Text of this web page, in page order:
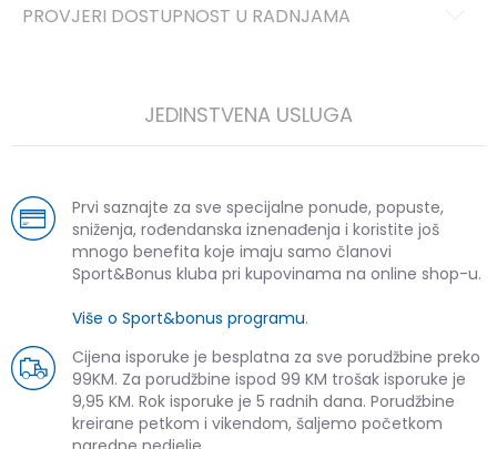
PROVJERI DOSTUPNOST U RADNJAMA
JEDINSTVENA USLUGA
Prvi saznajte za sve specijalne ponude, popuste,
sniženja, rođendanska iznenađenja i koristite još
mnogo benefita koje imaju samo članovi
Sport&Bonus kluba pri kupovinama na online shop-u.
Više o Sport&bonus programu.
Cijena isporuke je besplatna za sve porudžbine preko
99KM. Za porudžbine ispod 99 KM trošak isporuke je
9,95 KM. Rok isporuke je 5 radnih dana. Porudžbine
kreirane petkom i vikendom, šaljemo početkom